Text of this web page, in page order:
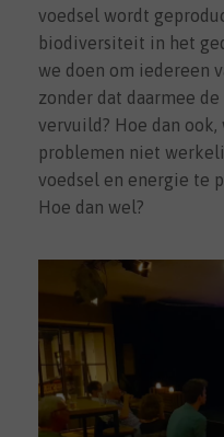
voedsel wordt
biodiversiteit in het
we doen om iedereen
zonder dat daarmee
vervuild? Hoe dan
problemen niet
voedsel en energie te
Hoe dan wel?